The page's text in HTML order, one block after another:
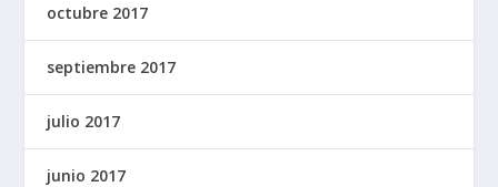
octubre 2017
septiembre 2017
julio 2017
junio 2017